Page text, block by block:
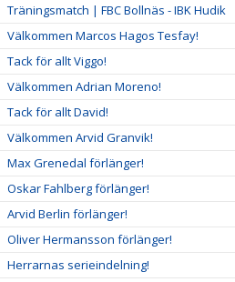
Träningsmatch | FBC Bollnäs - IBK Hudik
Välkommen Marcos Hagos Tesfay!
Tack för allt Viggo!
Välkommen Adrian Moreno!
Tack för allt David!
Välkommen Arvid Granvik!
Max Grenedal förlänger!
Oskar Fahlberg förlänger!
Arvid Berlin förlänger!
Oliver Hermansson förlänger!
Herrarnas serieindelning!